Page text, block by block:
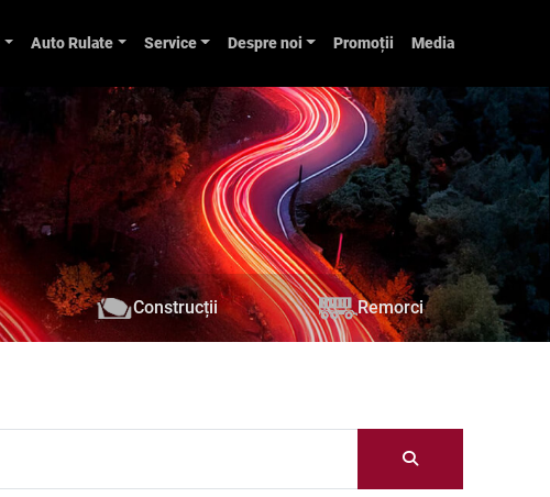
Auto Rulate Service Despre noi Promoții Media
Construcții Remorci